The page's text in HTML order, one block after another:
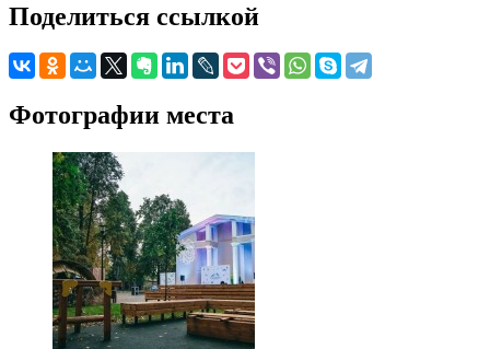
Поделиться ссылкой
Фотографии места